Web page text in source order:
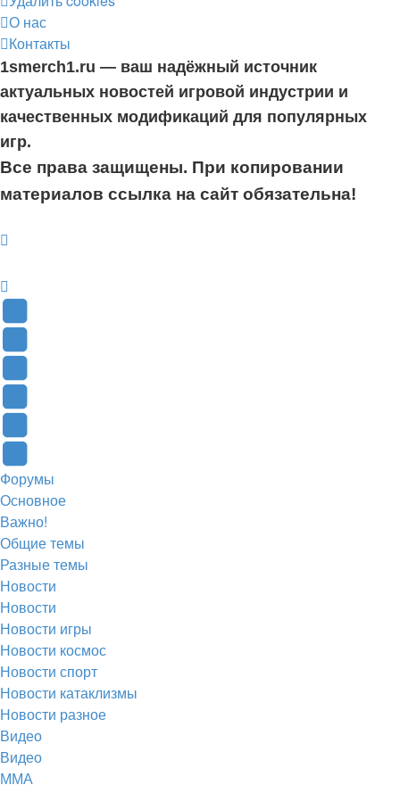
О нас
Контакты
1smerch1.ru — ваш надёжный источник
актуальных новостей игровой индустрии и
качественных модификаций для популярных
игр.
Все права защищены. При копировании
материалов ссылка на сайт обязательна!
вкладке)
вкладке)
новой
вкладке)
в
новой
вкладке)
(Откроется
в
новой
вкладке)
Форумы
Основное
Важно!
Общие темы
Разные темы
Новости
Новости
Новости игры
Новости космос
Новости спорт
Новости катаклизмы
Новости разное
Видео
Видео
ММА